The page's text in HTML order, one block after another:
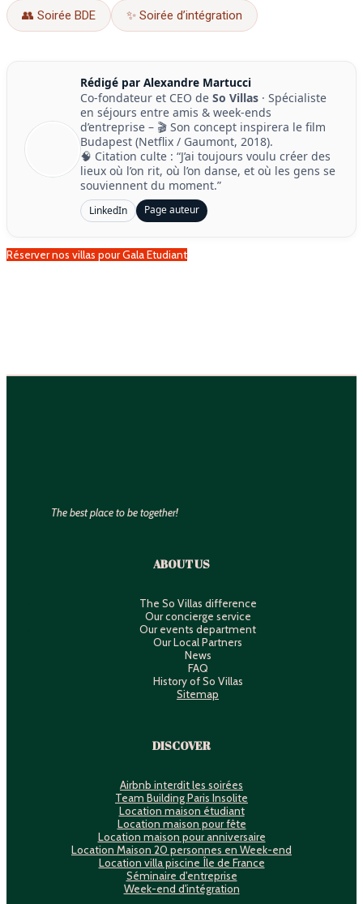
👥 Soirée BDE ✨ Soirée d’intégration
Rédigé par Alexandre Martucci
Co-fondateur et CEO de So Villas · Spécialiste
en séjours entre amis & week-ends
d’entreprise – 🎬 Son concept inspirera le film
Budapest (Netflix / Gaumont, 2018).
🧠 Citation culte : “J’ai toujours voulu créer des
lieux où l’on rit, où l’on danse, et où les gens se
souviennent du moment.”
LinkedIn Page auteur
Réserver nos villas pour Gala Etudiant
The best place to be together!
ABOUT US
The So Villas difference
Our concierge service
Our events department
Our Local Partners
News
FAQ
History of So Villas
Sitemap
DISCOVER
Airbnb interdit les soirées
Team Building Paris Insolite
Location maison étudiant
Location maison pour fête
Location maison pour anniversaire
Location Maison 20 personnes en Week-end
Location villa piscine Île de France
Séminaire d'entreprise
Week-end d'intégration